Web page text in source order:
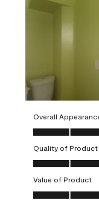
Overall
Overall
Quality of Product
Quality of
Value of Product
Value of Product,